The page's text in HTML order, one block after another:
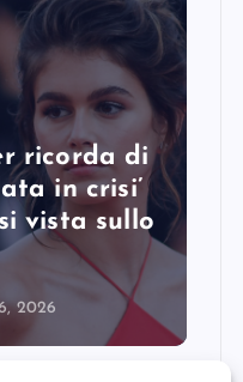
ricorda di
in crisi’
vista sullo
2026